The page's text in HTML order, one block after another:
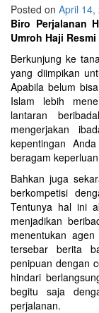
Posted on April 14,
Biro Perjalanan
Umroh Haji Resmi
Berkunjung ke
yang diimpikan
Apabila belum
Islam lebih
lantaran
mengerjakan
kepentingan
beragam
Bahkan juga
berkompetisi
Tentunya hal ini
menjadikan
menentukan
tersebar berita
penipuan dengan
hindari
begitu saja
perjalanan.